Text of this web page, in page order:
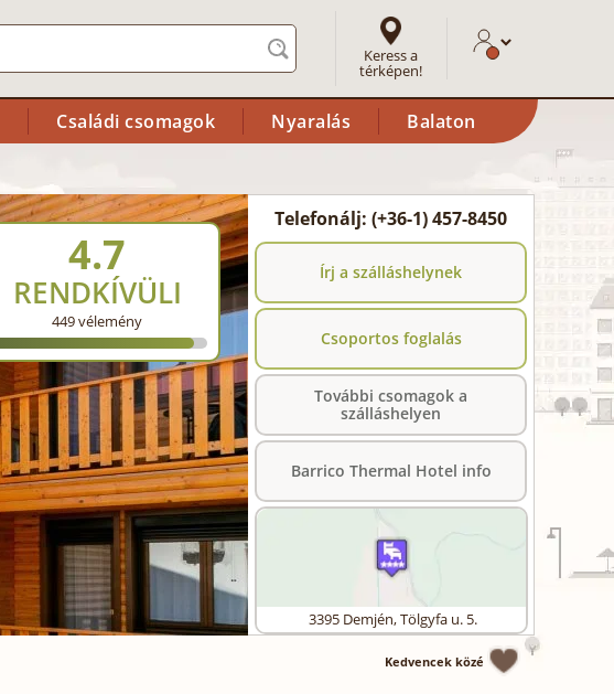
Keress a
térképen!
Családi csomagok Nyaralás Balaton
4.7
RENDKÍVÜLI
449vélemény
Telefonálj: (+36-1) 457-8450
Írj a szálláshelynek
Csoportos foglalás
További csomagok a
szálláshelyen
Barrico Thermal Hotel info
3395 Demjén,Tölgyfa u. 5.
Kedvencek közé